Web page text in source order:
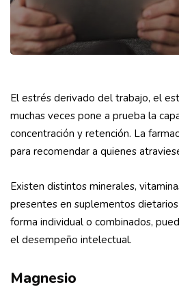
El estrés derivado del trabajo, el
muchas veces pone a prueba la
concentración y retención. La
para recomendar a quienes
Existen distintos minerales,
presentes en suplementos
forma individual o combinados,
el desempeño intelectual.
Magnesio